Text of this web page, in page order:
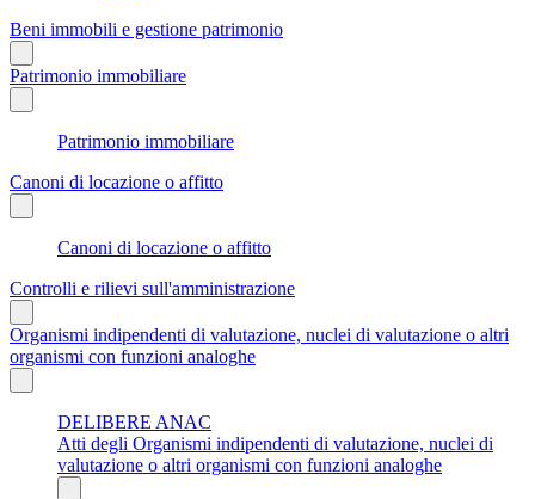
Beni immobili e gestione patrimonio
Patrimonio immobiliare
Patrimonio immobiliare
Canoni di locazione o affitto
Canoni di locazione o affitto
Controlli e rilievi sull'amministrazione
Organismi indipendenti di valutazione, nuclei di valutazione o altri
organismi con funzioni analoghe
DELIBERE ANAC
Atti degli Organismi indipendenti di valutazione, nuclei di
valutazione o altri organismi con funzioni analoghe